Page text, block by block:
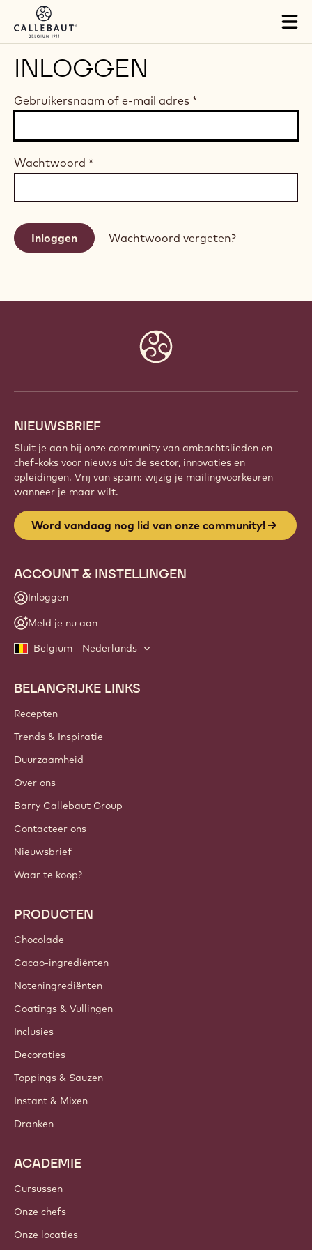
Skip to main content
INLOGGEN
Gebruikersnaam of e-mail adres *
Wachtwoord *
Wachtwoord vergeten?
NIEUWSBRIEF
Sluit je aan bij onze community van ambachtslieden en
chef-koks voor nieuws uit de sector, innovaties en
opleidingen. Vrij van spam: wijzig je mailingvoorkeuren
wanneer je maar wilt.
Word vandaag nog lid van onze community!
ACCOUNT & INSTELLINGEN
Inloggen
Meld je nu aan
Belgium - Nederlands
Footer
Callebaut
BELANGRIJKE LINKS
Recepten
Trends & Inspiratie
Duurzaamheid
Over ons
Barry Callebaut Group
Contacteer ons
Nieuwsbrief
Waar te koop?
PRODUCTEN
Chocolade
Cacao-ingrediënten
Noteningrediënten
Coatings & Vullingen
Inclusies
Decoraties
Toppings & Sauzen
Instant & Mixen
Dranken
ACADEMIE
Cursussen
Onze chefs
Onze locaties